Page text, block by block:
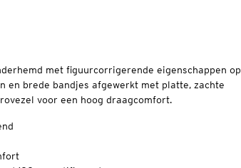
met figuurcorrigerende eigenschappen op
en brede bandjes afgewerkt met platte, zachte
voor een hoog draagcomfort.